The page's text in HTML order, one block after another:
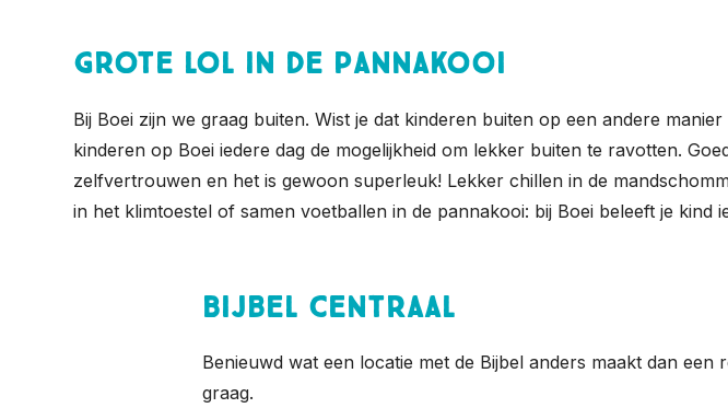
Grote lol in de pannakooi
Bij Boei zijn we graag buiten. Wist je dat kinderen buiten op een andere
kinderen op Boei iedere dag de mogelijkheid om lekker buiten te ravotten.
zelfvertrouwen en het is gewoon superleuk! Lekker chillen in de
in het klimtoestel of samen voetballen in de pannakooi: bij Boei beleeft je kind
Bijbel centraal
Benieuwd wat een locatie met de Bijbel anders maakt dan een
graag.